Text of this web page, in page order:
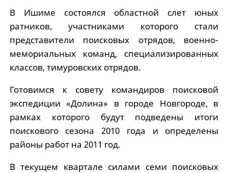
В Ишиме состоялся областной слет юных
ратников, участниками которого стали
представители поисковых отрядов, военно-
мемориальных команд, специализированных
классов, тимуровских отрядов.
Готовимся к совету командиров поисковой
экспедиции «Долина» в городе Новгороде, в
рамках которого будут подведены итоги
поискового сезона 2010 года и определены
районы работ на 2011 год.
В текущем квартале силами семи поисковых